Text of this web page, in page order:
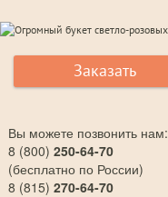
Заказать
Вы можете позвонить нам:
8 (800)250-64-70
(бесплатно по России)
8 (815)270-64-70